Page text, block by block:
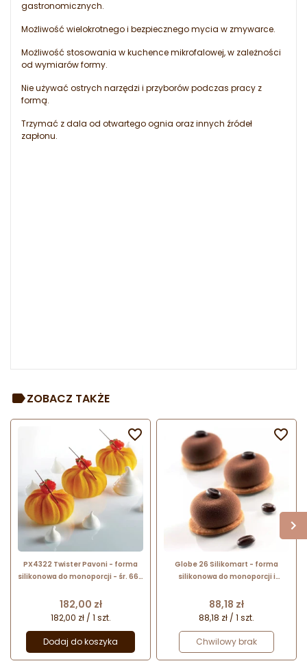
gastronomicznych.
Możliwość wielokrotnego i bezpiecznego mycia w zmywarce.
Możliwość stosowania w kuchence mikrofalowej, w zależności
od wymiarów formy.
Nie używać ostrych narzędzi i przyborów podczas pracy z
formą.
Trzymać z dala od otwartego ognia oraz innych źródeł
zapłonu.
ZOBACZ TAKŻE
PX4322 Twister Pavoni - forma
silikonowa do monoporcji - śr. 66 x
Cena
182,00 zł
182,00 zł / 1 szt.
Dodaj do koszyka

Globe 26 Silikomart - forma
silikonowa do monoporcji i
poj. 26 ml x 15 porcji
Cena
88,18 zł
88,18 zł / 1 szt.
Chwilowy brak
